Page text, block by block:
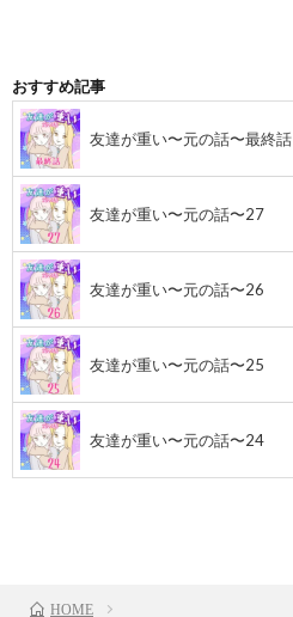
おすすめ記事
友達が重い〜元の話〜最終話
友達が重い〜元の話〜27
友達が重い〜元の話〜26
友達が重い〜元の話〜25
友達が重い〜元の話〜24
HOME